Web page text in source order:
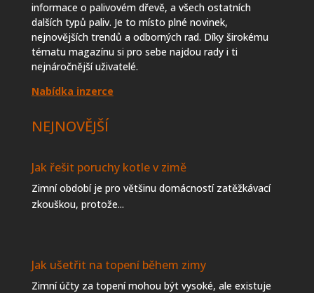
informace o palivovém dřevě, a všech ostatních
dalších typů paliv. Je to místo plné novinek,
nejnovějších trendů a odborných rad. Díky širokému
tématu magazínu si pro sebe najdou rady i ti
nejnáročnější uživatelé.
Nabídka inzerce
NEJNOVĚJŠÍ
Jak řešit poruchy kotle v zimě
Zimní období je pro většinu domácností zatěžkávací
zkouškou, protože...
Jak ušetřit na topení během zimy
Zimní účty za topení mohou být vysoké, ale existuje